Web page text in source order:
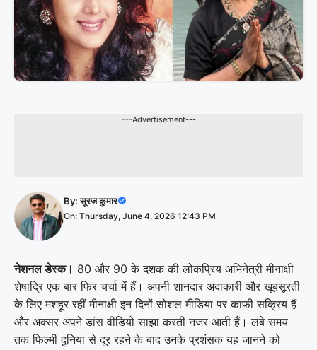
---Advertisement---
By:सूरज कुमार
On: Thursday, June 4, 2026 12:43 PM
नेशनल डेस्क। 80 और 90 के दशक की लोकप्रिय अभिनेत्री मीनाक्षी
शेषाद्रि एक बार फिर चर्चा में हैं। अपनी शानदार अदाकारी और खूबसूरती
के लिए मशहूर रहीं मीनाक्षी इन दिनों सोशल मीडिया पर काफी सक्रिय हैं
और अक्सर अपने डांस वीडियो साझा करती नजर आती हैं। लंबे समय
तक फिल्मी दुनिया से दूर रहने के बाद उनके प्रशंसक यह जानने को